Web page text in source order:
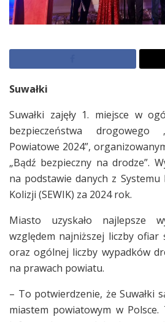
Suwałki
Suwałki zajęły 1. miejsce w
bezpieczeństwa drogowego
Powiatowe 2024”,
„Bądź bezpieczny na drodze”.
na podstawie danych z Systemu
Kolizji (SEWIK) za 2024 rok.
Miasto uzyskało najlepsze
względem najniższej liczby ofiar
oraz ogólnej liczby wypadków
na prawach powiatu.
– To potwierdzenie, że Suwałki
miastem powiatowym w